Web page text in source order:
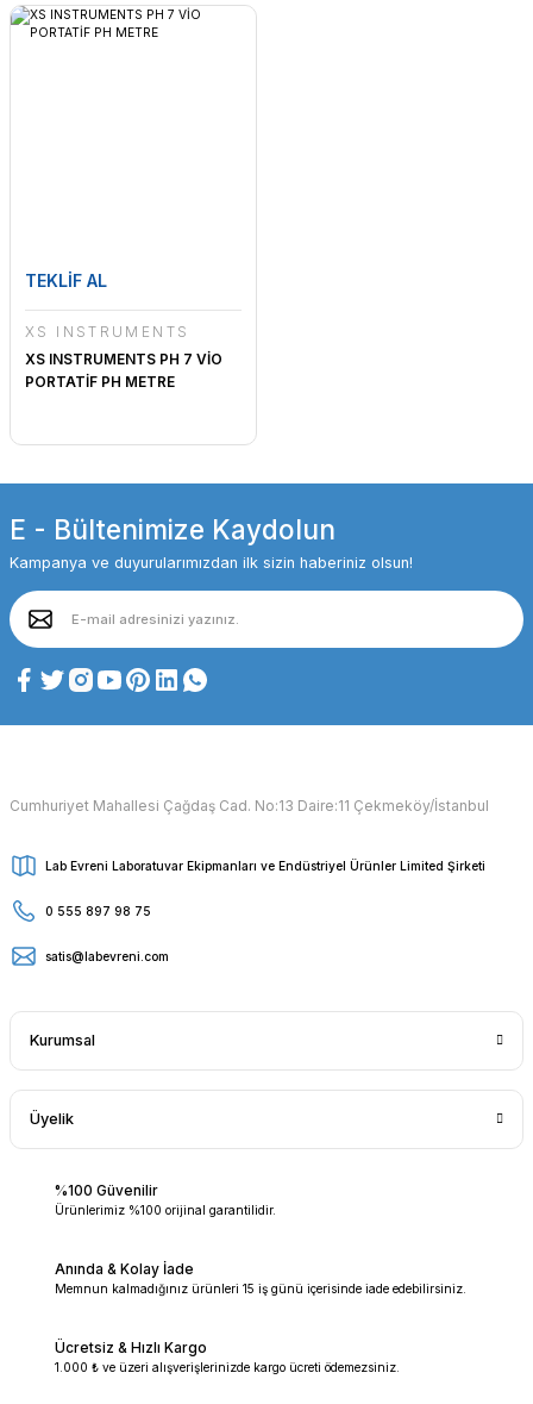
TEKLİF AL
XS INSTRUMENTS
XS INSTRUMENTS PH 7 VİO
PORTATİF PH METRE
E - Bültenimize Kaydolun
Kampanya ve duyurularımızdan ilk sizin haberiniz olsun!
Cumhuriyet Mahallesi Çağdaş Cad. No:13 Daire:11 Çekmeköy/İstanbul
Lab Evreni Laboratuvar Ekipmanları ve Endüstriyel Ürünler Limited Şirketi
0 555 897 98 75
satis@labevreni.com
Kurumsal
Üyelik
%100 Güvenilir
Ürünlerimiz %100 orijinal garantilidir.
Anında & Kolay İade
Memnun kalmadığınız ürünleri 15 iş günü içerisinde iade edebilirsiniz.
Ücretsiz & Hızlı Kargo
1.000 ₺ ve üzeri alışverişlerinizde kargo ücreti ödemezsiniz.